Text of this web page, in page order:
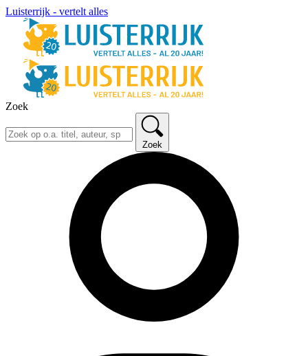
Luisterrijk - vertelt alles
Zoek
Zoek